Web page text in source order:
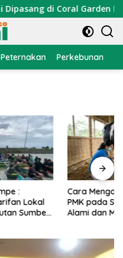
di Coral Garden
Peternakan Perkebunan
Mengatasi Penyakit
pada Sapi Perah Secara
dan Medis